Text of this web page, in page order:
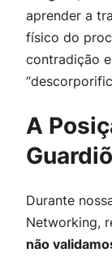
aprender a
físico do
contradição
A
Durante
Networking,
não